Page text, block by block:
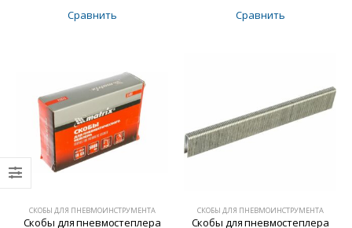
Сравнить Сравнить
СКОБЫ ДЛЯ ПНЕВМОИНСТРУМЕНТА
Скобы для пневмостеплера
СКОБЫ ДЛЯ ПНЕВМОИНСТРУМЕНТА
Скобы для пневмостеплера